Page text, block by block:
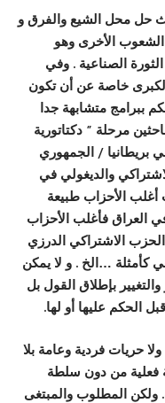
حل محل الشيع والفرق و
الأخرى وهو
الصناعية . وفي
خاصة عن أن تكون
ببرامج متشابهة جدا
مرحلة ” دكتاتورية
بريطانيا / الجمهوري
والديغولي في
أغلب الأحزاب طبيعة
العراق فأغلب الأحزاب
الاشتراكي الدرزي
كأمثلة …الخ . و لا يمكن
بإطلاق القول بل
الحكم عليها أو لها.
حريات فردية وعامة بلا
فعلية من دون سلطة
المطلوب والمبتغى